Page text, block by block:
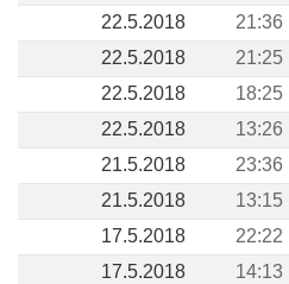
22.5.2018
21:36
22.5.2018
21:25
22.5.2018
18:25
22.5.2018
13:26
21.5.2018
23:36
21.5.2018
13:15
17.5.2018
22:22
17.5.2018
14:13